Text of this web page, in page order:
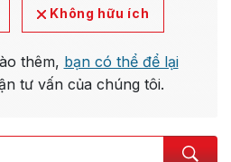
Không hữu ích
thêm, bạn có thể để lại
tư vấn của chúng tôi.